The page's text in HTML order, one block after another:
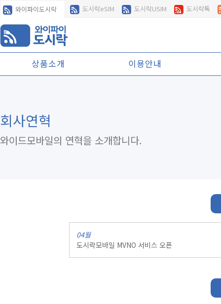
와이파이도시락 도시락eSIM 도시락USIM 도시락톡
상품소개 이용안내
회사연혁
와이드모바일의 연혁을 소개합니다.
04월
도시락모바일 MVNO 서비스 오픈